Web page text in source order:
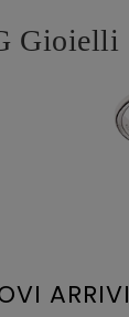
Gioielli
ARRIVI